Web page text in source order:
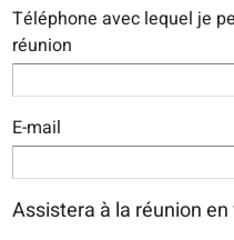
Téléphone avec lequel je
réunion
E-mail
Assistera à la réunion